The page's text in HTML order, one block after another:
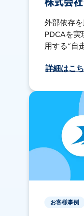
株式会
外部依存
PDCAを
用する“自
詳細はこ
お客様事例